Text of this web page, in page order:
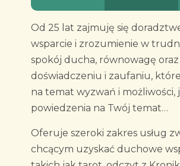
Od 25 lat zajmuję się
wsparcie i zrozumienie w
spokój ducha, równowagę
doświadczeniu i zaufaniu,
na temat wyzwań i możliwości,
powiedzenia na Twój temat…
Oferuje szeroki zakres usług
chcącym uzyskać duchowe